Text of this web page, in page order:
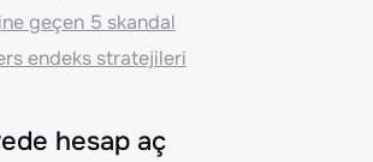
geçen 5 skandal
endeks stratejileri
hesap aç